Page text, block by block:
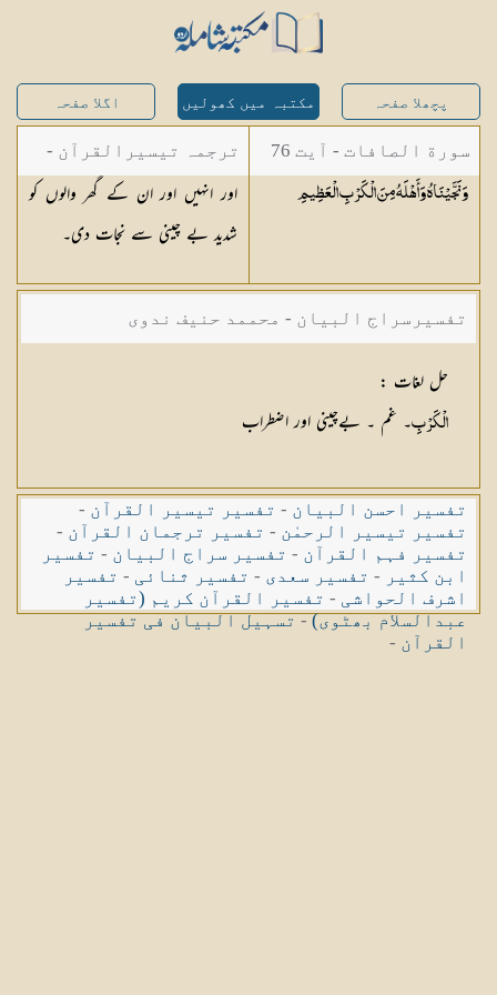
پچھلا صفحہ مکتبہ میں کھولیں اگلا صفحہ
سورة الصافات - آیت 76
وَنَجَّيْنَاهُ وَأَهْلَهُ مِنَ الْكَرْبِالْعَظِيمِ
ترجمہ تیسیرالقرآن -
مولانا عبد الرحمن
کیلانی
اور انہیں اور ان کے گھر والوں کو
شدید بے چینی سے نجات دی۔
تفسیرسراج البیان - محممد حنیف ندوی
حل لغات :
الْكَرْبِ۔ غم ۔ بےچینی اور اضطراب
تفسیر احسن البیان - تفسیر تیسیر القرآن -
تفسیر تیسیر الرحمٰن - تفسیر ترجمان القرآن -
تفسیر فہم القرآن - تفسیر سراج البیان - تفسیر
ابن کثیر - تفسیر سعدی - تفسیر ثنائی - تفسیر
اشرف الحواشی - تفسیر القرآن کریم (تفسیر
عبدالسلام بھٹوی)-تسہیل البیان فی تفسیر
القرآن -